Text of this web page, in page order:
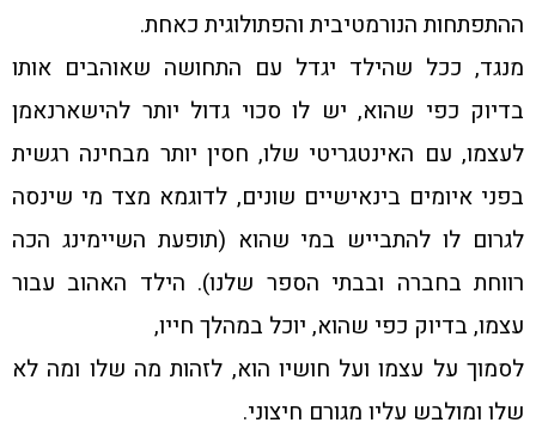
ההתפתחות הנורמטיבית והפתולוגית כאחת.
מנגד, ככל שהילד יגדל עם התחושה שאוהבים אותו
בדיוק כפי שהוא, יש לו סכוי גדול יותר להישארנאמן
לעצמו, עם האינטגריטי שלו, חסין יותר מבחינה רגשית
בפני איומים בינאישיים שונים, לדוגמא מצד מי שינסה
לגרום לו להתבייש במי שהוא (תופעת השיימינג הכה
רווחת בחברה ובבתי הספר שלנו). הילד האהוב עבור
עצמו, בדיוק כפי שהוא, יוכל במהלך חייו,
לסמוך על עצמו ועל חושיו הוא, לזהות מה שלו ומה לא
שלו ומולבש עליו מגורם חיצוני.